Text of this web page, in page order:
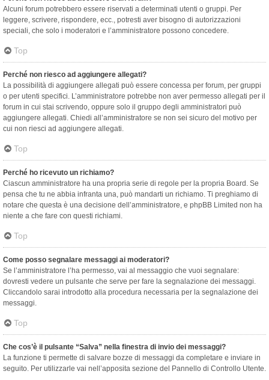
Alcuni forum potrebbero essere riservati a determinati utenti o gruppi. Per
leggere, scrivere, rispondere, ecc., potresti aver bisogno di autorizzazioni
speciali, che solo i moderatori e l’amministratore possono concedere.
Top
Perché non riesco ad aggiungere allegati?
La possibilità di aggiungere allegati può essere concessa per forum, per gruppi
o per utenti specifici. L’amministratore potrebbe non aver permesso allegati per il
forum in cui stai scrivendo, oppure solo il gruppo degli amministratori può
aggiungere allegati. Chiedi all’amministratore se non sei sicuro del motivo per
cui non riesci ad aggiungere allegati.
Top
Perché ho ricevuto un richiamo?
Ciascun amministratore ha una propria serie di regole per la propria Board. Se
pensa che tu ne abbia infranta una, può mandarti un richiamo. Ti preghiamo di
notare che questa è una decisione dell’amministratore, e phpBB Limited non ha
niente a che fare con questi richiami.
Top
Come posso segnalare messaggi ai moderatori?
Se l’amministratore l’ha permesso, vai al messaggio che vuoi segnalare:
dovresti vedere un pulsante che serve per fare la segnalazione dei messaggi.
Cliccandolo sarai introdotto alla procedura necessaria per la segnalazione dei
messaggi.
Top
Che cos’è il pulsante “Salva” nella finestra di invio dei messaggi?
La funzione ti permette di salvare bozze di messaggi da completare e inviare in
seguito. Per utilizzarle vai nell’apposita sezione del Pannello di Controllo Utente.